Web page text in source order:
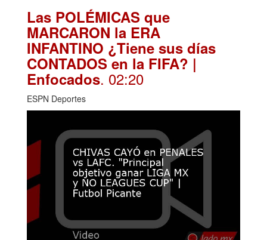
Las POLÉMICAS que
MARCARON la ERA
INFANTINO ¿Tiene sus días
CONTADOS en la FIFA? |
Enfocados. 02:20
ESPN Deportes